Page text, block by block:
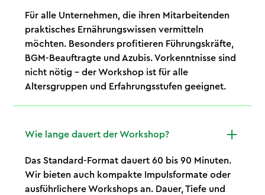
Für alle Unternehmen, die ihren Mitarbeitenden
praktisches Ernährungswissen vermitteln
möchten. Besonders profitieren Führungskräfte,
BGM-Beauftragte und Azubis. Vorkenntnisse sind
nicht nötig – der Workshop ist für alle
Altersgruppen und Erfahrungsstufen geeignet.
Wie lange dauert der Workshop?
Das Standard-Format dauert 60 bis 90 Minuten.
Wir bieten auch kompakte Impulsformate oder
ausführlichere Workshops an. Dauer, Tiefe und